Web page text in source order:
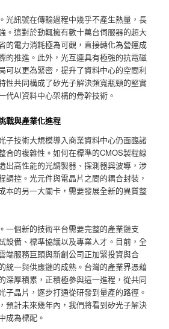
光訊號在傳輸過程中幾乎不產生熱量，長
。這對於動輒擁有數十萬台伺服器的超大
的電力消耗極為可觀，直接轉化為營運成
的推進。此外，光互連具有極強的抗電磁
可以更為緊密，提升了資料中心的空間利
性共同構成了矽光子解決頻寬瓶頸的堅實
代AI資料中心架構的骨幹技術。
戰與產業化進程
子技術大規模導入商業資料中心仍面臨諸
合的複雜性。如何在標準的CMOS製程線
出高性能的光調製器、探測器與波導，涉
調控。光元件與電晶片之間的耦合封裝，
本的另一大關卡，需要發展全新的異質整
一個新的技術平台需要完整的產業鏈支
設備、標準協議以及專業人才。目前，全
端服務巨頭與新創公司正加緊投資與合
統一與供應鏈的成熟。台灣的產業界憑藉
深厚積累，正積極參與這一進程，從共同
子晶片，逐步打通從研發到量產的路徑。
預計未來幾年內，我們將看到矽光子解決
成為標配。